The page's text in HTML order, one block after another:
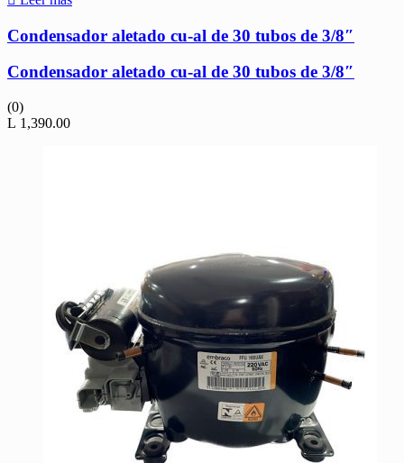
Condensador aletado cu-al de 30 tubos de 3/8″
Condensador aletado cu-al de 30 tubos de 3/8″
(0)
L 1,390.00